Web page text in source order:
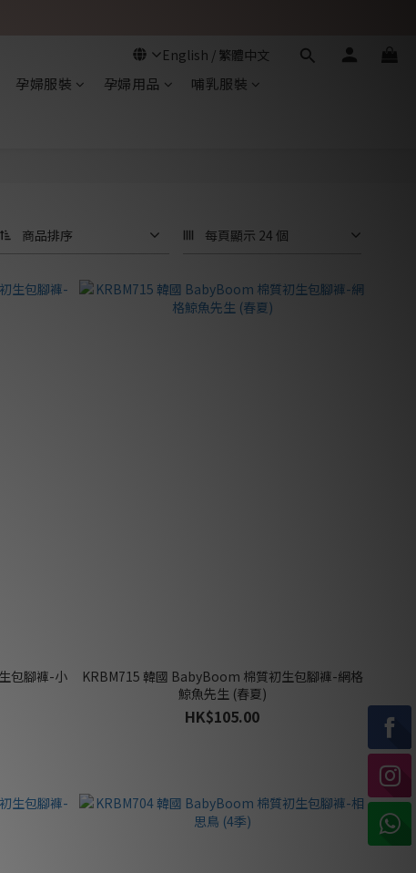
孕婦服裝 孕婦用品
哺乳服裝
商品排序 每頁顯示 24 個
包腳褲-小
KRBM715 韓國 BabyBoom 棉質初生包腳褲-網格
鯨魚先生 (春夏)
HK$105.00